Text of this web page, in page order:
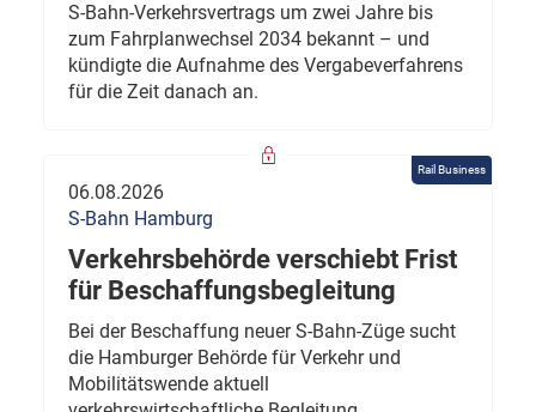
S-Bahn-Verkehrsvertrags um zwei Jahre bis
zum Fahrplanwechsel 2034 bekannt – und
kündigte die Aufnahme des Vergabeverfahrens
für die Zeit danach an.
Rail Business
06.08.2026
S-Bahn Hamburg
Verkehrsbehörde verschiebt Frist
für Beschaffungsbegleitung
Bei der Beschaffung neuer S-Bahn-Züge sucht
die Hamburger Behörde für Verkehr und
Mobilitätswende aktuell